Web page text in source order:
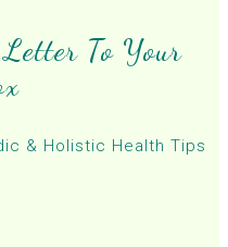
To Your
& Holistic Health Tips